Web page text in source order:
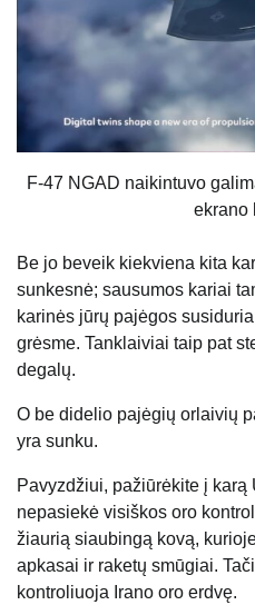
F-47 NGAD naikintuvo
ekrano
Be jo beveik kiekviena kita
sunkesnė; sausumos kariai
karinės jūrų pajėgos
grėsme. Tanklaiviai taip pat
degalų.
O be didelio pajėgių orlaivių
yra sunku.
Pavyzdžiui, pažiūrėkite į
nepasiekė visiškos oro
žiaurią siaubingą kovą,
apkasai ir raketų smūgiai.
kontroliuoja Irano oro erdvę.